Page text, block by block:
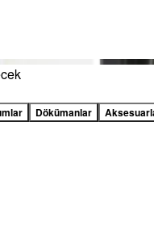
Dökümanlar